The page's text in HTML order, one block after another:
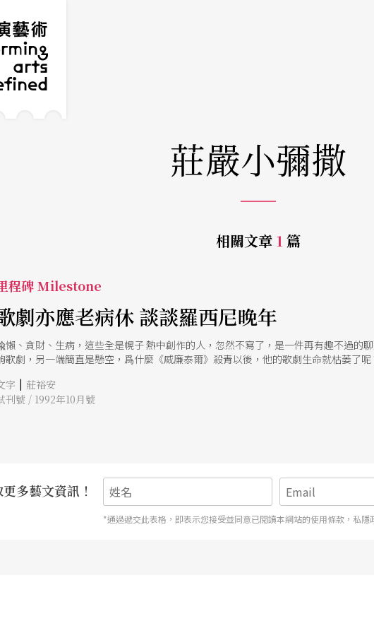
莊嚴小彌撒
相關文章 1 篇
程碑 Milestone
劇亦應老病休 談談羅西尼晚年
懶、貪財、生病，這些全是幌子 熱中創作的人，忽然不寫了，是一件再有趣不過的
歌劇，另一端簡直是懸空，爲什麼《威廉泰爾》殺青以後，他的歌劇生命就枯萎了
二十四首編碼歌曲的代表作。一個發起音符飆來，六個月裡交出七齣歌劇的人，你
幫他塑一座造價不凡的雕像。他連忙阻止説，給我這筆款子吧，我可以每天去菜市
，是以麥亞貝爾爲主流的法國大歌劇。其實羅西尼並不守舊，他也求變求新，從喜
西大歌劇時代的蒞臨，比麥亞貝爾代表作《新教徒》、《非洲女郎》都上演得早。
是歌德的《浮士德》，只是編劇者遲遲不能交稿。晚期歌劇創作，羅西尼愈來愈慎重
幕，可以説是羅西尼畢生創作顛峯，唐尼采第甚至認爲，那是上帝的手筆，貝里尼則
字 | 莊裕安
刊號 / 1992年10月號
多藝文資訊！
*通過遞交此表格，即表示您接受並同意已閱讀本網站的使用條款，私隱